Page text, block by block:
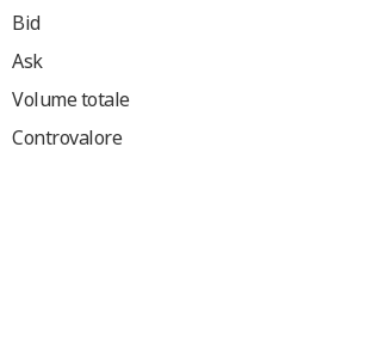
Bid
Ask
Volume totale
Controvalore